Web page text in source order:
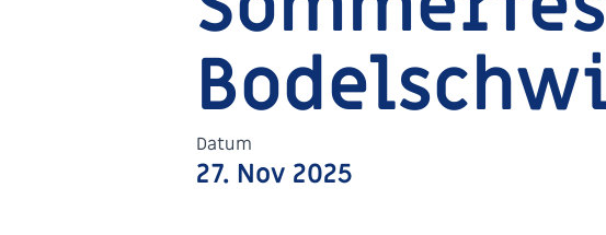
Datum
27. Nov 2025